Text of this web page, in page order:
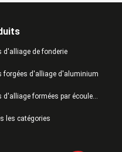
d'alliage de fonderie
forgées d'alliage d'aluminium
Roues d'alliage formées par écoulement
les catégories